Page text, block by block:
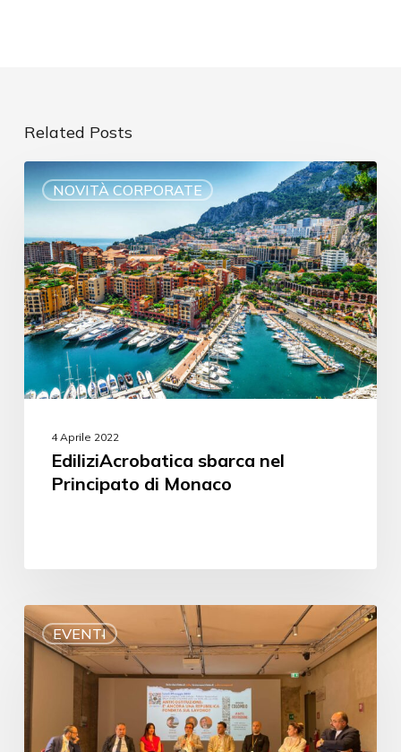
Related Posts
NOVITÀ CORPORATE
4 Aprile 2022
EdiliziAcrobatica sbarca nel
Principato di Monaco
EVENTI